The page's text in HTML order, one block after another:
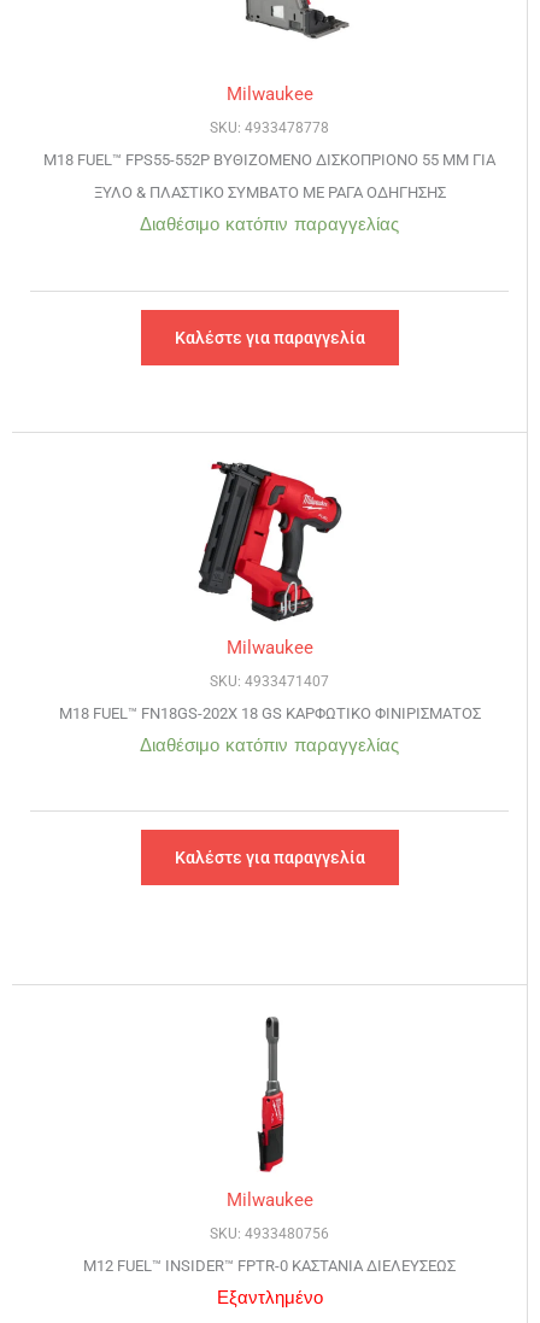
Milwaukee
SKU: 4933478778
M18 FUEL™ FPS55-552P ΒΥΘΙΖΟΜΕΝΟ ΔΙΣΚΟΠΡΙΟΝΟ 55 ΜΜ ΓΙΑ
ΞΥΛΟ & ΠΛΑΣΤΙΚΟ ΣΥΜΒΑΤΟ ΜΕ ΡΑΓΑ ΟΔΗΓΗΣΗΣ
Διαθέσιμο κατόπιν παραγγελίας
Καλέστε για παραγγελία
Milwaukee
SKU: 4933471407
M18 FUEL™ FN18GS-202X 18 GS ΚΑΡΦΩΤΙΚΟ ΦΙΝΙΡΙΣΜΑΤΟΣ
Διαθέσιμο κατόπιν παραγγελίας
Καλέστε για παραγγελία
Milwaukee
SKU: 4933480756
M12 FUEL™ INSIDER™ FPTR-0 ΚΑΣΤΑΝΙΑ ΔΙΕΛΕΥΣΕΩΣ
Εξαντλημένο